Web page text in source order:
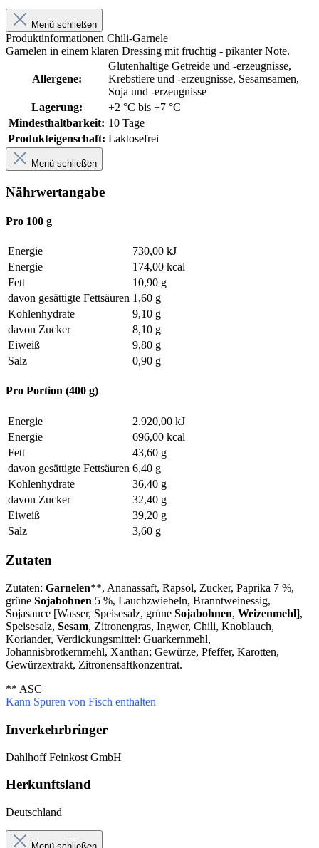
Menü schließen
Produktinformationen Chili-Garnele
Garnelen in einem klaren Dressing mit fruchtig - pikanter Note.
Allergene:
Glutenhaltige Getreide und -erzeugnisse,
Krebstiere und -erzeugnisse, Sesamsamen,
Soja und -erzeugnisse
Lagerung:
+2 °C bis +7 °C
Mindesthaltbarkeit: 10 Tage
Produkteigenschaft: Laktosefrei
Menü schließen
Nährwertangabe
Pro 100 g
Energie
730,00 kJ
Energie
174,00 kcal
Fett
10,90 g
davon gesättigte Fettsäuren 1,60 g
Kohlenhydrate
9,10 g
davon Zucker
8,10 g
Eiweiß
9,80 g
Salz
0,90 g
Pro Portion (400 g)
Energie
2.920,00 kJ
Energie
696,00 kcal
Fett
43,60 g
davon gesättigte Fettsäuren 6,40 g
Kohlenhydrate
36,40 g
davon Zucker
32,40 g
Eiweiß
39,20 g
Salz
3,60 g
Zutaten
Zutaten: Garnelen**, Ananassaft, Rapsöl, Zucker, Paprika 7 %,
grüne Sojabohnen 5 %, Lauchzwiebeln, Branntweinessig,
Sojasauce [Wasser, Speisesalz, grüne Sojabohnen, Weizenmehl],
Speisesalz, Sesam, Zitronengras, Ingwer, Chili, Knoblauch,
Koriander, Verdickungsmittel: Guarkernmehl,
Johannisbrotkernmehl, Xanthan; Gewürze, Pfeffer, Karotten,
Gewürzextrakt, Zitronensaftkonzentrat.
** ASC
Kann Spuren von Fisch enthalten
Inverkehrbringer
Dahlhoff Feinkost GmbH
Herkunftsland
Deutschland